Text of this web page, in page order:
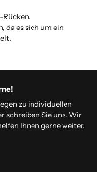
da es sich um ein
zu individuellen
schreiben Sie uns. Wir
Ihnen gerne weiter.